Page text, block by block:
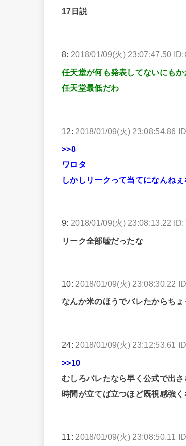
17日説
8: 2018/01/09(火) 23:07:47.50
任天堂が何も発表してないにも
任天堂最低だわ
12: 2018/01/09(火) 23:08:54.86
>>8
ワロタ
しかしリークって当てになんねぇ
9: 2018/01/09(火) 23:08:13.22
リーク全部嘘だったな
10: 2018/01/09(火) 23:08:30.22
なんか米のほうでバレたからち
24: 2018/01/09(火) 23:12:53.61
>>10
むしろバレたなら早く公式で出
時間が立てば立つほど既視感強く
11: 2018/01/09(火) 23:08:50.11